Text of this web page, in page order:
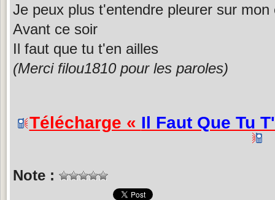
Je peux plus t'entendre pleurer sur
Avant ce soir
Il faut que tu t'en ailles
(Merci filou1810 pour les paroles)
Télécharge « Il Faut Que Tu
Note :